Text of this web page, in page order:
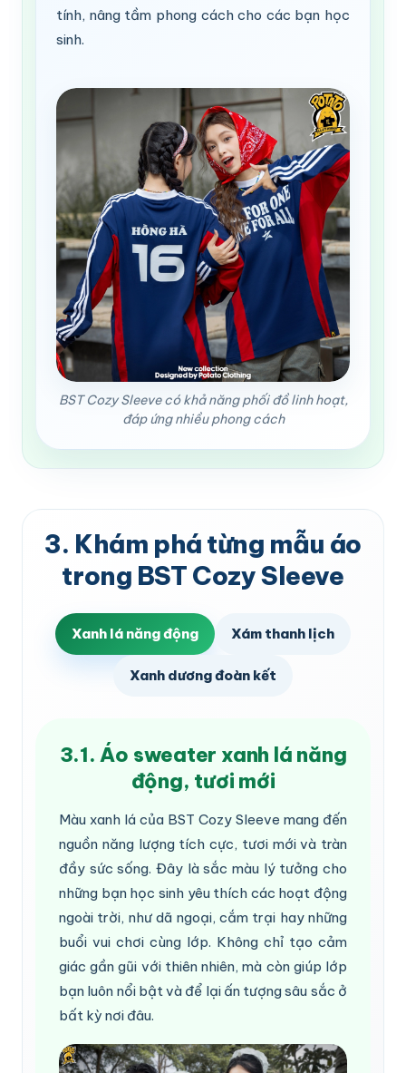
tính, nâng tầm phong cách cho các bạn học
sinh.
BST Cozy Sleeve có khả năng phối đồ linh hoạt,
đáp ứng nhiều phong cách
3. Khám phá từng mẫu áo
trong BST Cozy Sleeve
Xanh lá năng động Xám thanh lịch
Xanh dương đoàn kết
3.1. Áo sweater xanh lá năng
động, tươi mới
Màu xanh lá của BST Cozy Sleeve mang đến
nguồn năng lượng tích cực, tươi mới và tràn
đầy sức sống. Đây là sắc màu lý tưởng cho
những bạn học sinh yêu thích các hoạt động
ngoài trời, như dã ngoại, cắm trại hay những
buổi vui chơi cùng lớp. Không chỉ tạo cảm
giác gần gũi với thiên nhiên, mà còn giúp lớp
bạn luôn nổi bật và để lại ấn tượng sâu sắc ở
bất kỳ nơi đâu.